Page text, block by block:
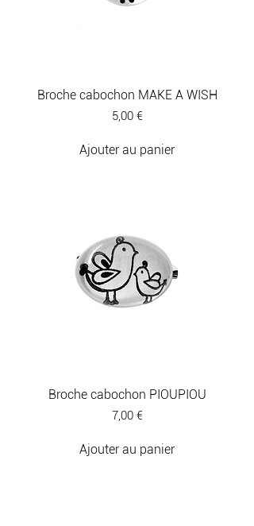
Broche cabochon MAKE A WISH
Prix
5,00 €
Ajouter au panier
Broche cabochon PIOUPIOU
Prix
7,00 €
Ajouter au panier